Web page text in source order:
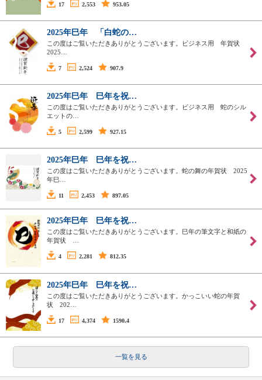
17 2,553 953.05
2025年巳年 「白蛇の…
この度はご覧いただきありがとうございます。ビジネス用 年賀状
2025…
7 2,524 907.9
2025年巳年 巳年を祝…
この度はご覧いただきありがとうございます。ビジネス用 蛇のシル
エットの…
5 2,599 927.15
2025年巳年 巳年を祝…
この度はご覧いただきありがとうございます。蛇の舞の年賀状 2025
年巳…
11 2,453 897.05
2025年巳年 巳年を祝…
この度はご覧いただきありがとうございます。巳年の筆文字と和紙の
年賀状 …
4 2,281 812.35
2025年巳年 巳年を祝…
この度はご覧いただきありがとうございます。かっこいい蛇の年賀
状 202…
17 4,374 1590.4
一覧を見る